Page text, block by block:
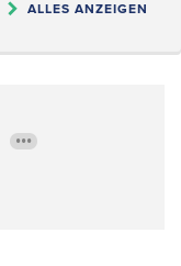
ALLES ANZEIGEN
•••